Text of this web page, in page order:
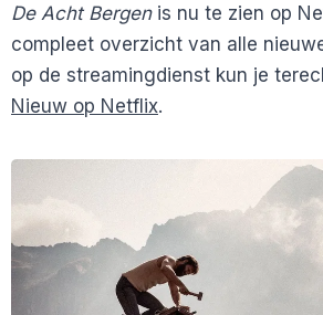
De Acht Bergenis nu te zien op
compleet overzicht van alle
op de streamingdienst kun je
Nieuw op Netflix.